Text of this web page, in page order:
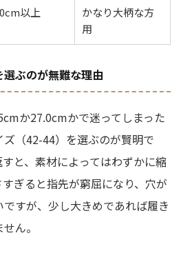
以上
かなり大柄な方
用
ぶのが無難な理由
か27.0cmかで迷ってしまった
（42-44）を選ぶのが賢明で
と、素材によってはわずかに縮
ぎると指先が窮屈になり、穴が
すが、少し大きめであれば履き
ん。